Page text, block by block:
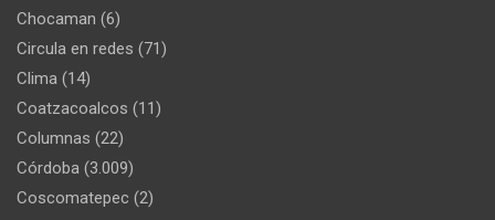
Chocaman (6)
Circula en redes (71)
Clima (14)
Coatzacoalcos (11)
Columnas (22)
Córdoba (3.009)
Coscomatepec (2)